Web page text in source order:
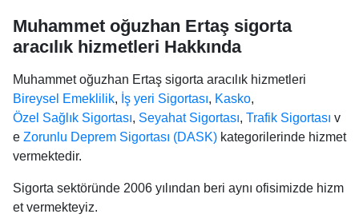
Muhammet oğuzhan Ertaş sigorta
aracılık hizmetleri Hakkında
Muhammet oğuzhan Ertaş sigorta aracılık hizmetleri
Bireysel Emeklilik, İş yeri Sigortası, Kasko,
Özel Sağlık Sigortası, Seyahat Sigortası, Trafik Sigortası v
e Zorunlu Deprem Sigortası (DASK) kategorilerinde hizmet
vermektedir.
Sigorta sektöründe 2006 yılından beri aynı ofisimizde hizm
et vermekteyiz.